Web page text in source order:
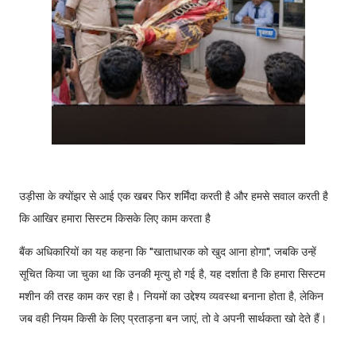
उड़ीसा के क्योंझर से आई एक खबर फिर शर्मिंदा करती है और हमसे सवाल करती है
कि आखिर हमारा सिस्टम किसके लिए काम करता है
बैंक अधिकारियों का यह कहना कि "खाताधारक को खुद आना होगा", जबकि उन्हें
सूचित किया जा चुका था कि उनकी मृत्यु हो गई है, यह दर्शाता है कि हमारा सिस्टम
मशीन की तरह काम कर रहा है। नियमों का उद्देश्य व्यवस्था बनाना होता है, लेकिन
जब वही नियम किसी के लिए प्रताड़ना बन जाएं, तो वे अपनी सार्थकता खो देते हैं।